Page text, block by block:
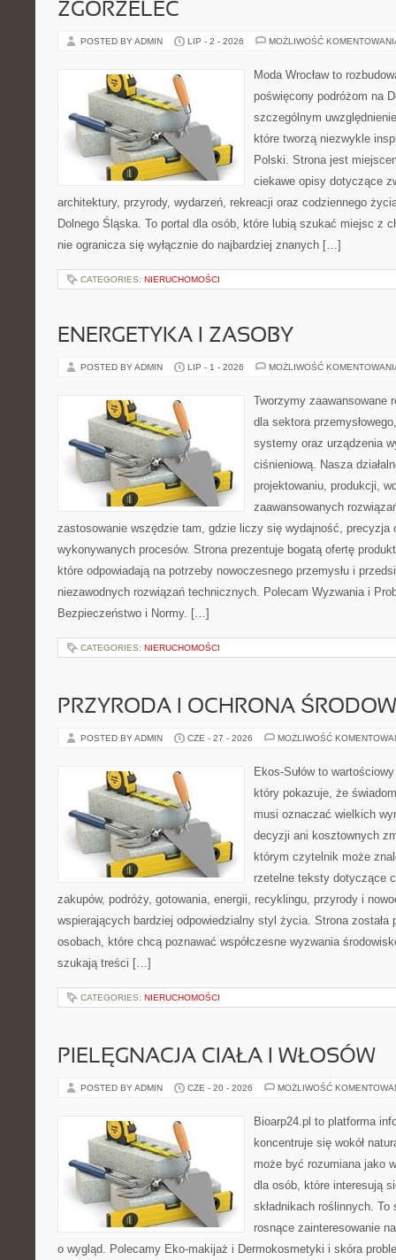
ZGORZELEC
POSTED BY ADMIN LIP - 2 - 2026 MOŻLIWOŚĆ
Moda Wrocław to
poświęcony podróżom na
szczególnym
które tworzą niezwykle
Polski. Strona jest
ciekawe opisy dotyczące
architektury, przyrody, wydarzeń, rekreacji oraz codziennego
Dolnego Śląska. To portal dla osób, które lubią szukać miejsc z
nie ogranicza się wyłącznie do najbardziej znanych […]
CATEGORIES: NIERUCHOMOŚCI
ENERGETYKA I ZASOBY
POSTED BY ADMIN LIP - 1 - 2026 MOŻLIWOŚĆ
Tworzymy zaawansowane
dla sektora
systemy oraz urządzenia
ciśnieniową. Nasza
projektowaniu, produkcji,
zaawansowanych
zastosowanie wszędzie tam, gdzie liczy się wydajność, precyzja
wykonywanych procesów. Strona prezentuje bogatą ofertę
które odpowiadają na potrzeby nowoczesnego przemysłu i
niezawodnych rozwiązań technicznych. Polecam Wyzwania i
Bezpieczeństwo i Normy. […]
CATEGORIES: NIERUCHOMOŚCI
PRZYRODA I OCHRONA
POSTED BY ADMIN CZE - 27 - 2026 MOŻLIWOŚĆ
Ekos-Sułów to
który pokazuje, że
musi oznaczać wielkich
decyzji ani kosztownych
którym czytelnik może
rzetelne teksty dotyczące
zakupów, podróży, gotowania, energii, recyklingu, przyrody i
wspierających bardziej odpowiedzialny styl życia. Strona została
osobach, które chcą poznawać współczesne wyzwania
szukają treści […]
CATEGORIES: NIERUCHOMOŚCI
PIELĘGNACJA CIAŁA I WŁOSÓW
POSTED BY ADMIN CZE - 20 - 2026 MOŻLIWOŚĆ
Bioarp24.pl to platforma
koncentruje się wokół
może być rozumiana jako
dla osób, które interesują
składnikach roślinnych.
rosnące zainteresowanie
o wygląd. Polecamy Eko-makijaż i Dermokosmetyki i skóra